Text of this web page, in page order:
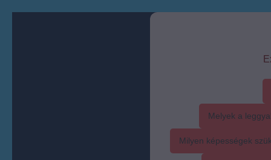
Melyek a
Milyen képességek